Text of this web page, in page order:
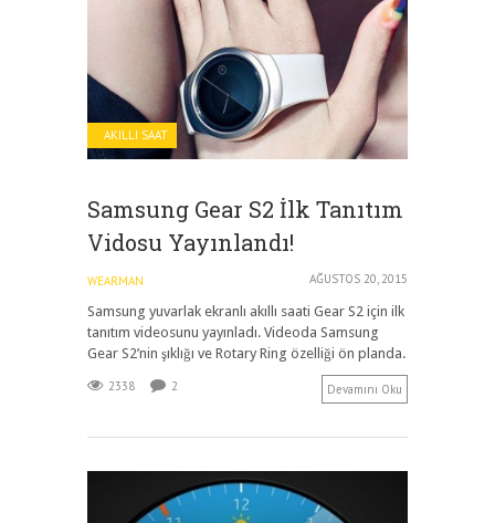
AKILLI SAAT
Samsung Gear S2 İlk Tanıtım
Vidosu Yayınlandı!
WEARMAN AĞUSTOS 20, 2015
Samsung yuvarlak ekranlı akıllı saati Gear S2 için ilk
tanıtım videosunu yayınladı. Videoda Samsung
Gear S2’nin şıklığı ve Rotary Ring özelliği ön planda.
2338 2 Devamını Oku